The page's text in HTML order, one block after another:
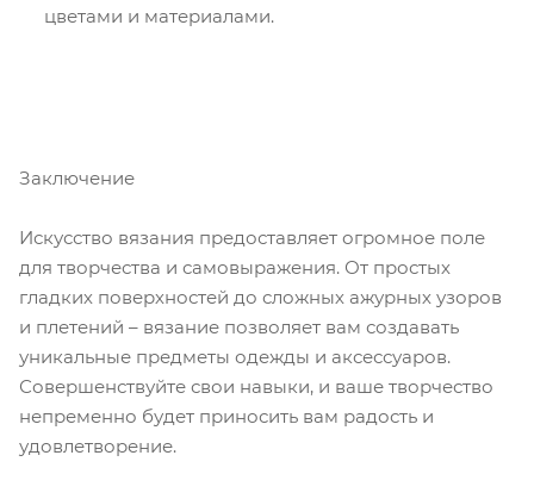
цветами и материалами.
Заключение
Искусство вязания предоставляет огромное поле
для творчества и самовыражения. От простых
гладких поверхностей до сложных ажурных узоров
и плетений – вязание позволяет вам создавать
уникальные предметы одежды и аксессуаров.
Совершенствуйте свои навыки, и ваше творчество
непременно будет приносить вам радость и
удовлетворение.